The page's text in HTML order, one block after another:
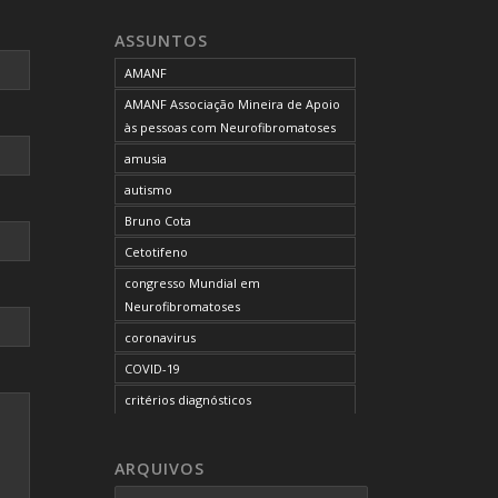
neurofibromatose do tipo 2
neurofibromatoses
OCUPAÇÃO DO BLOG
onde tratar
problemas comportamentais
reunião mensal da AMANF
selumetinibe
Sem categoria
SUS
TDAH
tratamento
periférico
ASSUNTOS
AMANF
AMANF Associação Mineira de Apoio
às pessoas com Neurofibromatoses
amusia
autismo
Bruno Cota
Cetotifeno
congresso Mundial em
Neurofibromatoses
coronavirus
COVID-19
critérios diagnósticos
curso de capacitação
ARQUIVOS